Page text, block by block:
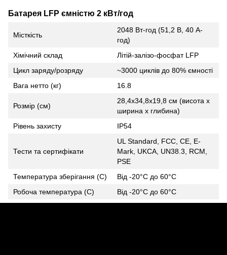
Батарея LFP ємністю 2 кВт/год
Місткість
2048 Вт-год (51,2 В, 40 А-
год)
Хімічний склад
Літій-залізо-фосфат LFP
Цикл заряду/розряду
~3000 циклів до 80% ємності
Вага нетто (кг)
16.8
Розмір (см)
28,4x34,8x19,8 см (висота х
ширина х глибина)
Рівень захисту
IP54
Тести та сертифікати
UL Standard, FCC, CE, E-
Mark, UKCA, UN38.3, RCM,
PSE
Температура зберігання (C)
Від -20°C до 60°C
Робоча температура (C)
Від -20°C до 60°C